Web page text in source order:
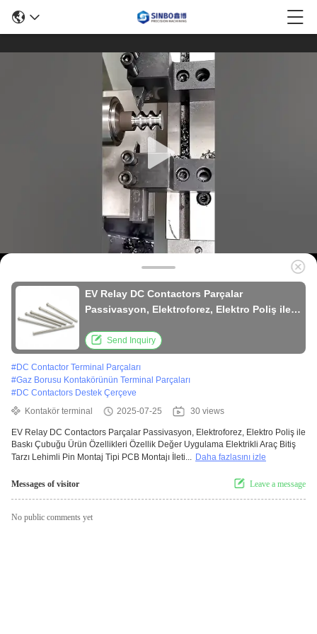
EV Relay DC Contactors Parçalar
Passivasyon, Elektroforez, Elektro Poliş ile
Send Inquiry
#DC Contactor Terminal Parçaları
#Gaz Borusu Kontakörünün Terminal Parçaları
#DC Contactors Destek Çerçeve
Kontakör terminal
2025-07-25 30 views
EV Relay DC Contactors Parçalar Passivasyon, Elektroforez, Elektro Poliş ile
Baskı Çubuğu Ürün Özellikleri Özellik Değer Uygulama Elektrikli Araç Bitiş
Tarzı Lehimli Pin Montaj Tipi PCB Montajı İleti... Daha fazlasını izle
Messages of visitor Leave a message
No public comments yet